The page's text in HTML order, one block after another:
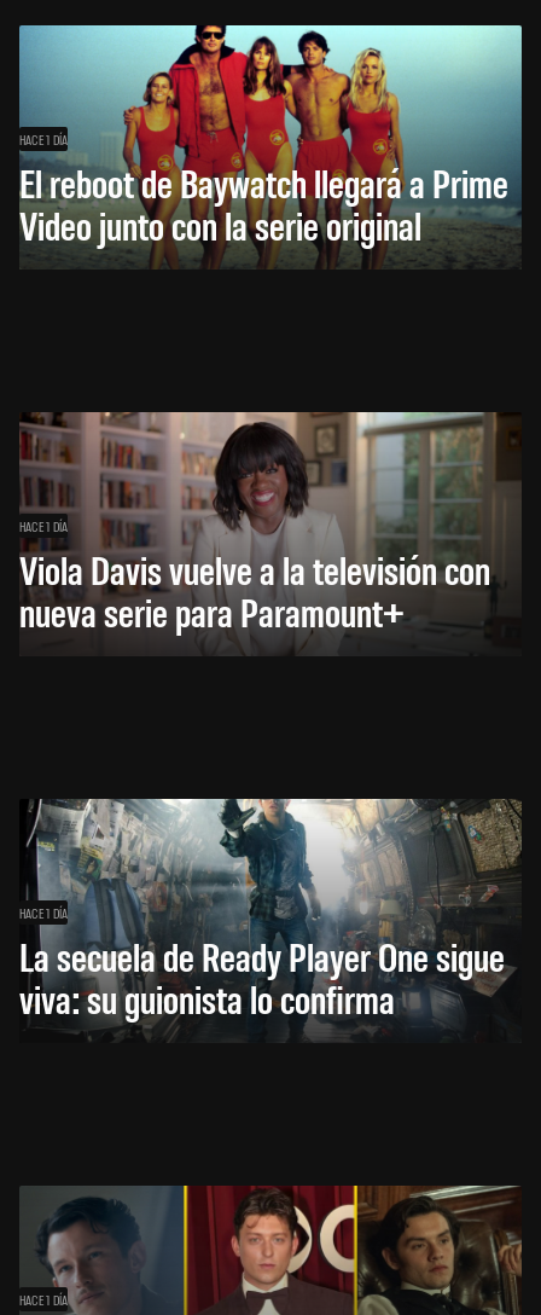
HACE 1 DÍA
El reboot de Baywatch llegará a Prime
Video junto con la serie original
HACE 1 DÍA
Viola Davis vuelve a la televisión con
nueva serie para Paramount+
HACE 1 DÍA
La secuela de Ready Player One sigue
viva: su guionista lo confirma
HACE 1 DÍA